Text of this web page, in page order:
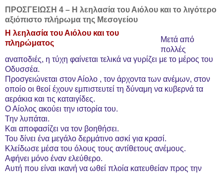
ΠΡΟΣΓΕΙΩΣΗ 4 – Η λεηλασία του Αιόλου και το λιγότερο
αξιόπιστο πλήρωμα της Μεσογείου
Η λεηλασία του Αιόλου και του
πληρώματος
Μετά από
πολλές
αναποδιές, η τύχη φαίνεται τελικά να γυρίζει με το μέρος του
Οδυσσέα.
Προσγειώνεται στον Αίολο , τον άρχοντα των ανέμων, στον
οποίο οι θεοί έχουν εμπιστευτεί τη δύναμη να κυβερνά τα
αεράκια και τις καταιγίδες.
Ο Αίολος ακούει την ιστορία του.
Την λυπάται.
Και αποφασίζει να τον βοηθήσει.
Του δίνει ένα μεγάλο δερμάτινο ασκί για κρασί.
Κλείδωσε μέσα του όλους τους αντίθετους ανέμους.
Αφήνει μόνο έναν ελεύθερο.
Αυτή που είναι ικανή να ωθεί πλοία κατευθείαν προς την